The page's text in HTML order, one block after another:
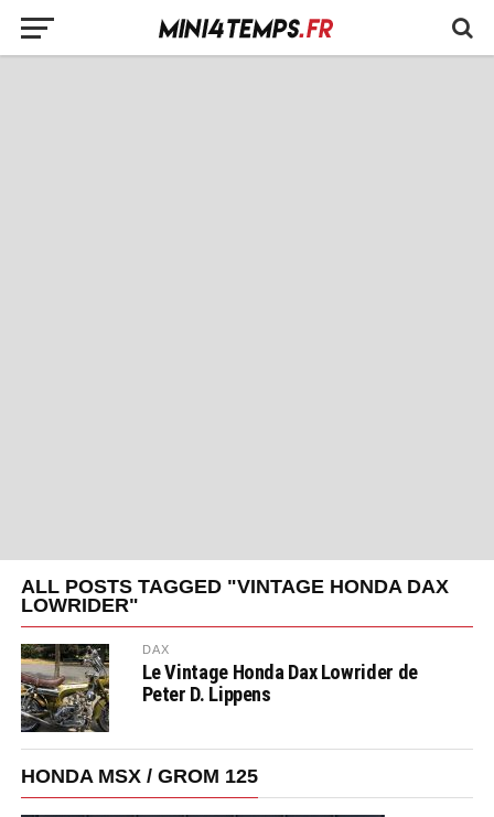
ALL POSTS TAGGED "VINTAGE HONDA DAX
LOWRIDER"
DAX
Le Vintage Honda Dax Lowrider de
Peter D. Lippens
HONDA MSX / GROM 125